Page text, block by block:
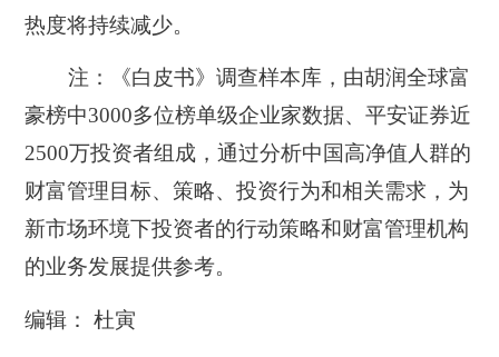
热度将持续减少。
注：《白皮书》调查样本库，由胡润全球富
豪榜中3000多位榜单级企业家数据、平安证券近
2500万投资者组成，通过分析中国高净值人群的
财富管理目标、策略、投资行为和相关需求，为
新市场环境下投资者的行动策略和财富管理机构
的业务发展提供参考。
编辑： 杜寅